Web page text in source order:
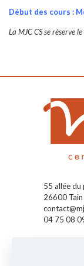
Début des cours :
La MJC CS se réserve
55 allée du
26600
04 75 08